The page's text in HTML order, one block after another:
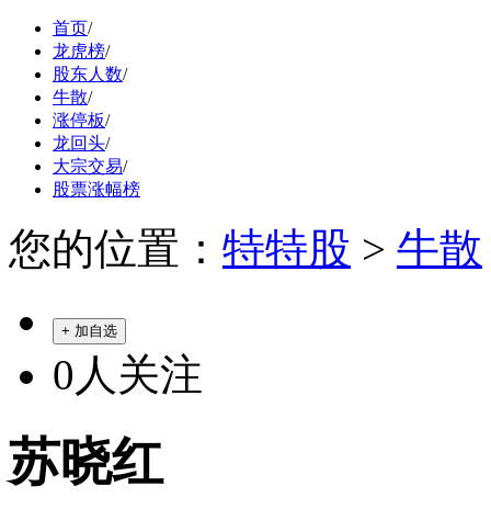
首页/
龙虎榜/
股东人数/
牛散/
涨停板/
龙回头/
大宗交易/
股票涨幅榜
您的位置： 特特股 > 牛散
+ 加自选
0 人关注
苏晓红